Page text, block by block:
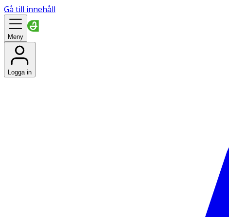
Gå till innehåll
Meny
Logga in